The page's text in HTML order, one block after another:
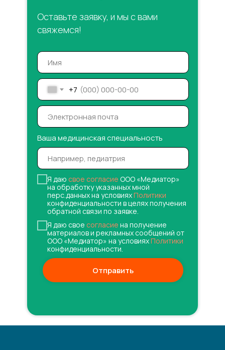
+7
Ваша медицинская специальность
Я даю свое согласие ООО «Медиатор»
на обработку указанных мной
перс.данных на условияхПолитики
конфиденциальности в целях получения
обратной связи по заявке.
Я даю свое согласие на получение
материалов и рекламных сообщений от
ООО «Медиатор» на условияхПолитики
конфиденциальности.
Отправить
Оставьте заявку, и мы с вами
свяжемся!